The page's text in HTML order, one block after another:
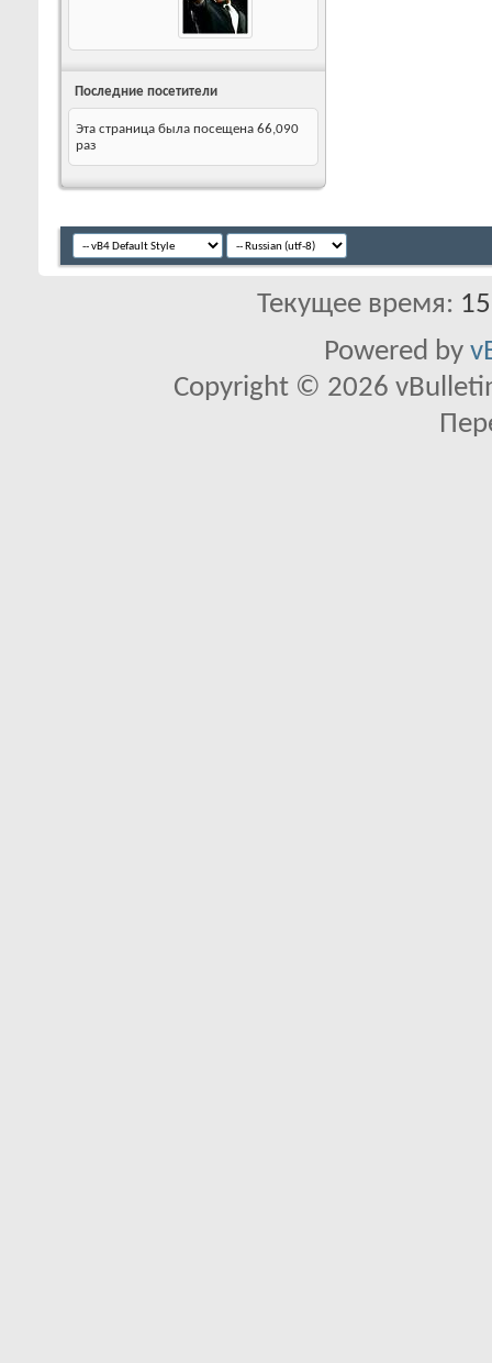
Последние посетители
Эта страница была посещена 66,090
раз
Текущее время:
Powered by
Copyright © 2026